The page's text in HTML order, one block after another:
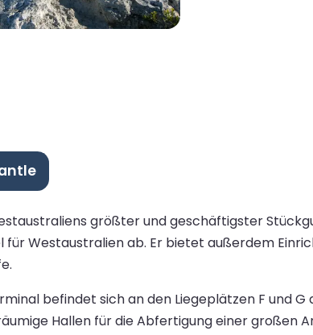
größter und geschäftigster
für Westaustralien ab. Er bietet außerdem
befindet sich an den Liegeplätzen F und
Hallen für die Abfertigung einer großen